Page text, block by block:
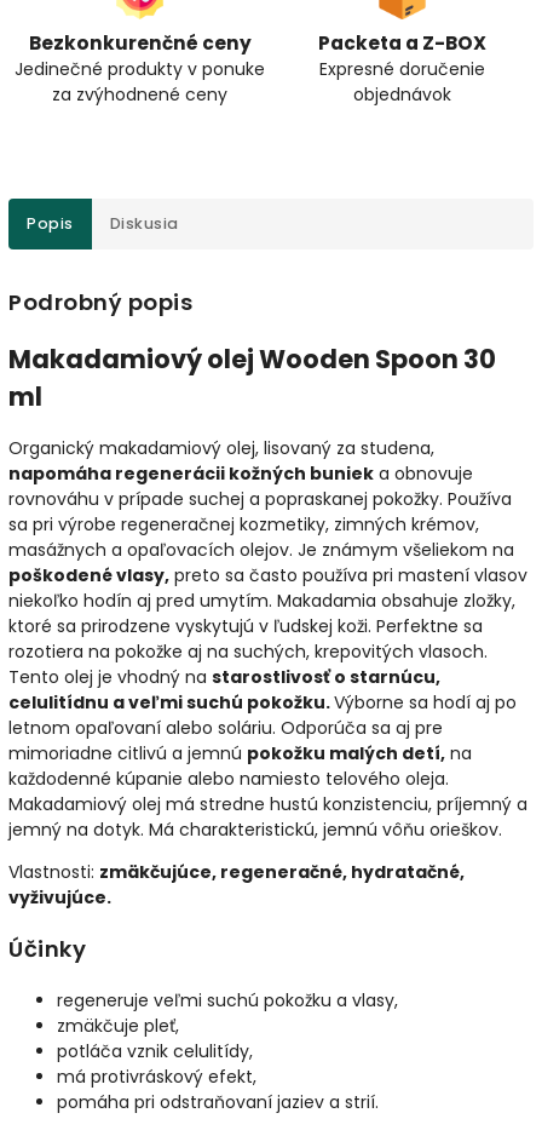
Bezkonkurenčné ceny
Jedinečné produkty v ponuke
za zvýhodnené ceny
Packeta a Z-BOX
Expresné doručenie
objednávok
Popis Diskusia
Podrobný popis
Makadamiový olej Wooden Spoon 30
ml
Organický makadamiový olej, lisovaný za studena,
napomáha regenerácii kožných buniek a obnovuje
rovnováhu v prípade suchej a popraskanej pokožky. Používa
sa pri výrobe regeneračnej kozmetiky, zimných krémov,
masážnych a opaľovacích olejov. Je známym všeliekom na
poškodené vlasy, preto sa často používa pri mastení vlasov
niekoľko hodín aj pred umytím. Makadamia obsahuje zložky,
ktoré sa prirodzene vyskytujú v ľudskej koži. Perfektne sa
rozotiera na pokožke aj na suchých, krepovitých vlasoch.
Tento olej je vhodný na starostlivosť o starnúcu,
celulitídnu a veľmi suchú pokožku.Výborne sa hodí aj po
letnom opaľovaní alebo soláriu. Odporúča sa aj pre
mimoriadne citlivú a jemnú pokožku malých detí, na
každodenné kúpanie alebo namiesto telového oleja.
Makadamiový olej má stredne hustú konzistenciu, príjemný a
jemný na dotyk. Má charakteristickú, jemnú vôňu orieškov.
Vlastnosti: zmäkčujúce, regeneračné, hydratačné,
vyživujúce.
Účinky
regeneruje veľmi suchú pokožku a vlasy,
zmäkčuje pleť,
potláča vznik celulitídy,
má protivráskový efekt,
pomáha pri odstraňovaní jaziev a strií.